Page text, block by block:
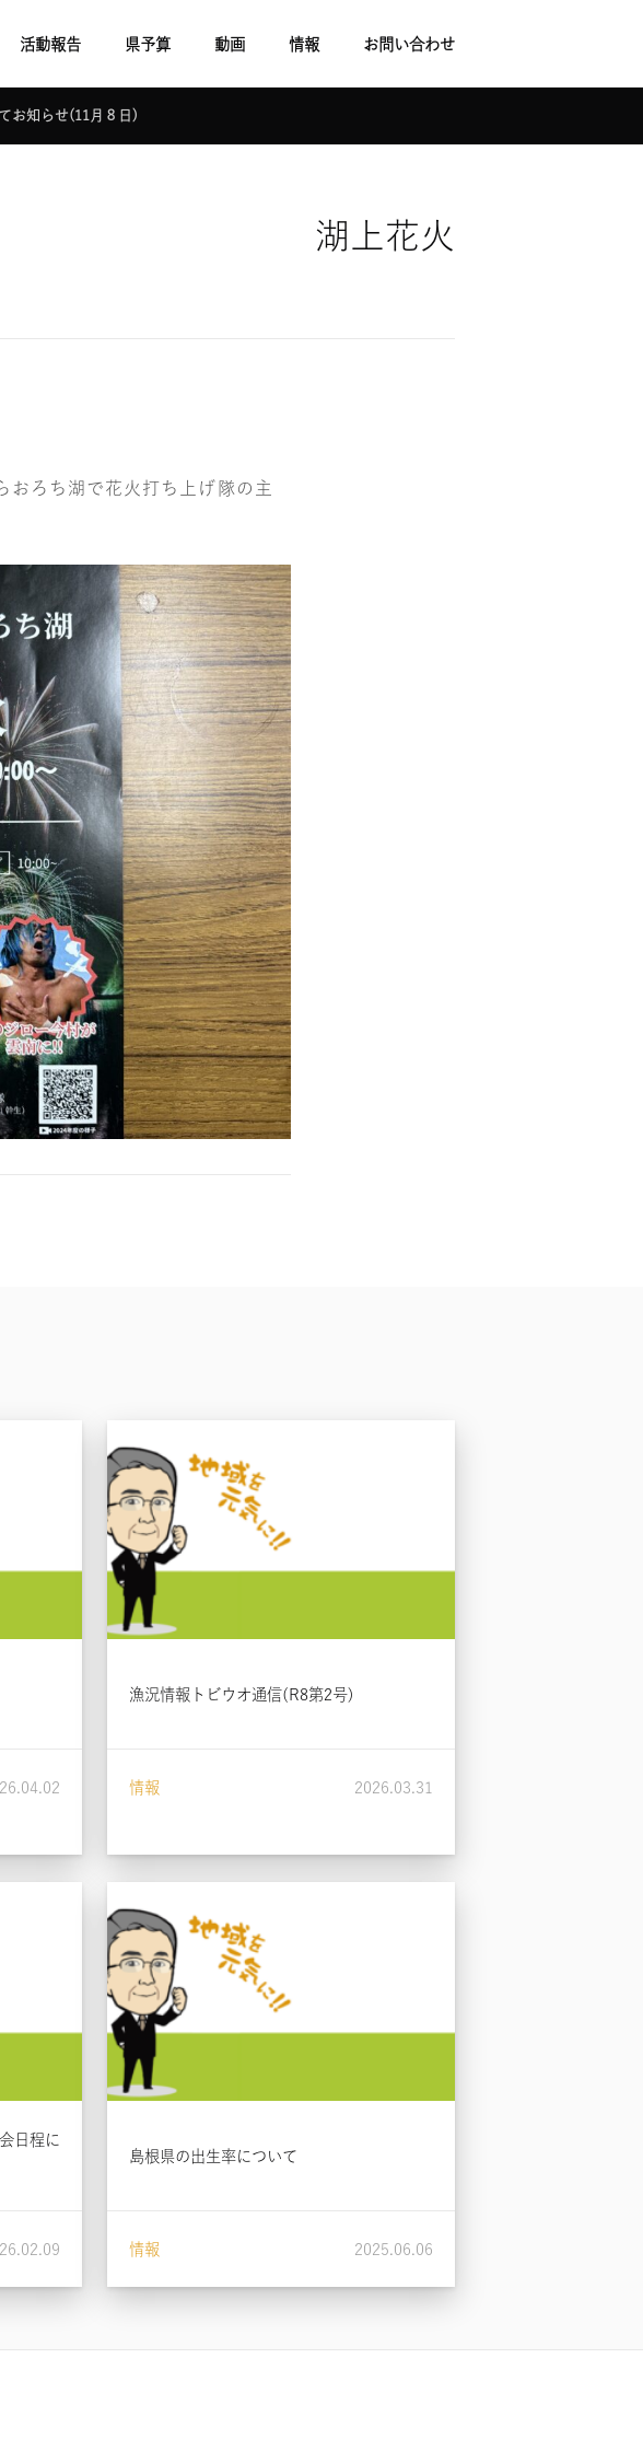
活動報告 県予算 動画 情報 お問い合わせ
らせ(11月８日)
おろち湖 湖上花火
ろち湖で花火打ち上げ隊の主
漁況情報トビウオ通信(R8第2号)
情報 2026.03.31
日程に
島根県の出生率について
情報 2025.06.06